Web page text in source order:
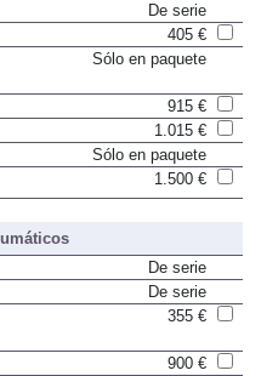
De serie
405 €
Sólo en paquete
915 €
1.015 €
Sólo en paquete
1.500 €
De serie
De serie
355 €
900 €